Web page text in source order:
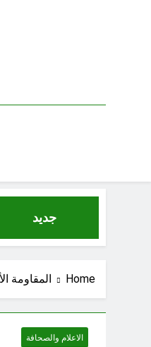
جديد
Home المقاومة
الاعلام والصحافة